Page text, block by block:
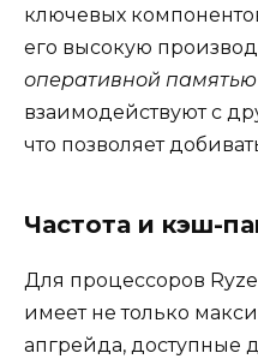
ключевых
его высокую
оперативной памятью
взаимодействуют с
что позволяет
Частота и кэш-
Для процессоров
имеет не только
апгрейда, доступные